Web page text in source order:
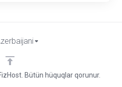
Bütün hüquqlar qorunur.